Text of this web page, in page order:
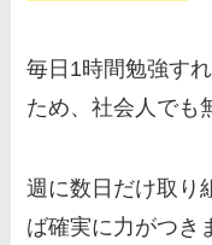
毎日1時間勉強す
ため、社会人でも
週に数日だけ取り
ば確実に力がつき